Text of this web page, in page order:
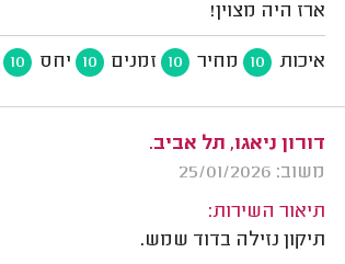
ארז היה מצוין!
איכות 10 מחיר 10 זמנים 10 יחס 10
דורון ניאגו, תל אביב.
משוב: 25/01/2026
תיאור השירות:
תיקון נזילה בדוד שמש.